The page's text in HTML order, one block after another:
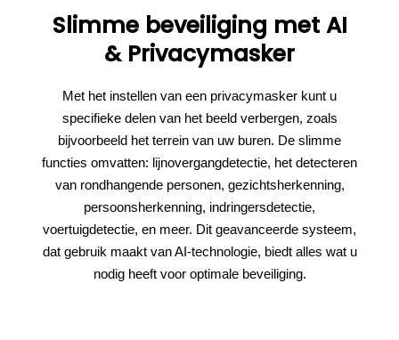
Slimme beveiliging met AI
& Privacymasker
Met het instellen van een privacymasker kunt u
specifieke delen van het beeld verbergen, zoals
bijvoorbeeld het terrein van uw buren. De slimme
functies omvatten: lijnovergangdetectie, het detecteren
van rondhangende personen, gezichtsherkenning,
persoonsherkenning, indringersdetectie,
voertuigdetectie, en meer. Dit geavanceerde systeem,
dat gebruik maakt van AI-technologie, biedt alles wat u
nodig heeft voor optimale beveiliging.